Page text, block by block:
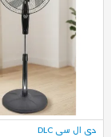
دي ال سي DLC